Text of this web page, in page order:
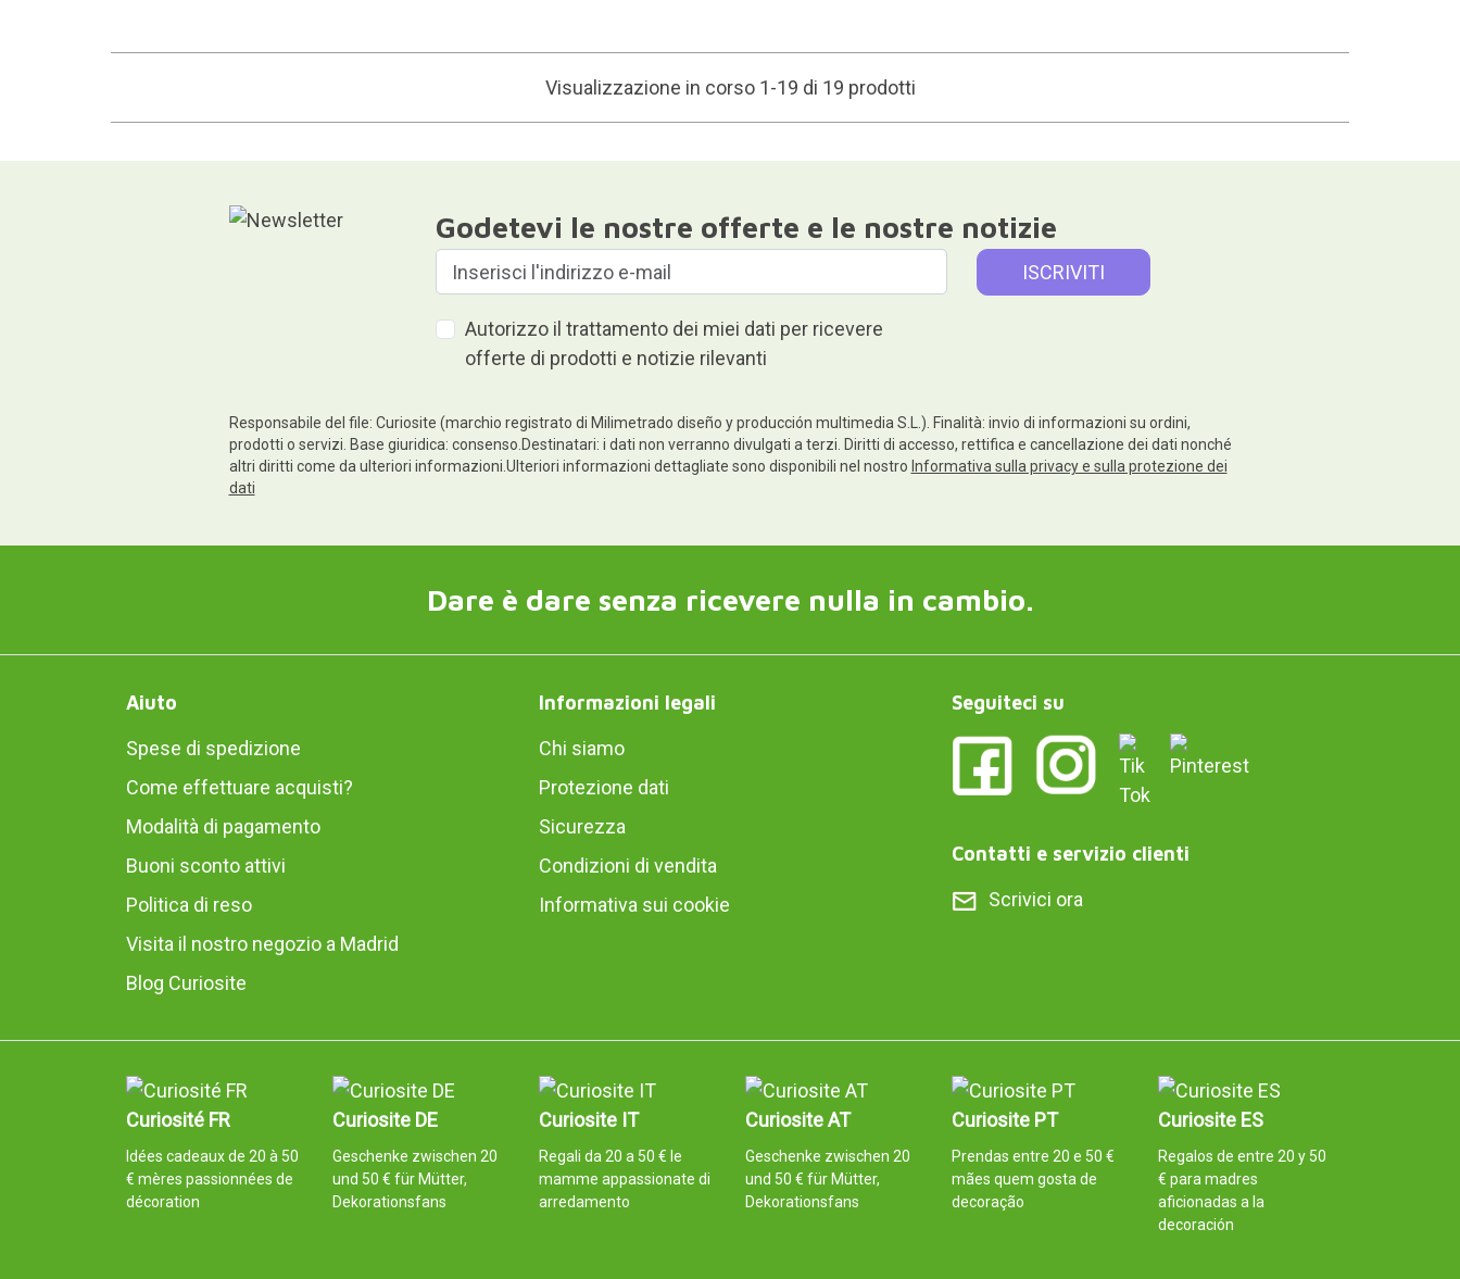
Visualizzazione in corso 1-19 di 19 prodotti
Godetevi le nostre offerte e le nostre notizie
Autorizzo il trattamento dei miei dati per ricevere
offerte di prodotti e notizie rilevanti
Responsabile del file: Curiosite (marchio registrato di Milimetrado diseño y producción multimedia S.L.). Finalità: invio di informazioni su ordini,
prodotti o servizi. Base giuridica: consenso.Destinatari: i dati non verranno divulgati a terzi. Diritti di accesso, rettifica e cancellazione dei dati nonché
altri diritti come da ulteriori informazioni.Ulteriori informazioni dettagliate sono disponibili nel nostro Informativa sulla privacy e sulla protezione dei
dati
Dare è dare senza ricevere nulla in cambio.
Aiuto
Spese di spedizione
Come effettuare acquisti?
Modalità di pagamento
Buoni sconto attivi
Politica di reso
Visita il nostro negozio a Madrid
Blog Curiosite
Informazioni legali
Chi siamo
Protezione dati
Sicurezza
Condizioni di vendita
Informativa sui cookie
Seguiteci su
Contatti e servizio clienti
Scrivici ora
Curiosité FR
Idées cadeaux de 20 à 50
€ mères passionnées de
décoration
Curiosite DE
Geschenke zwischen 20
und 50 € für Mütter,
Dekorationsfans
Curiosite IT
Regali da 20 a 50 € le
mamme appassionate di
arredamento
Curiosite AT
Geschenke zwischen 20
und 50 € für Mütter,
Dekorationsfans
Curiosite PT
Prendas entre 20 e 50 €
mães quem gosta de
decoração
Curiosite ES
Regalos de entre 20 y 50
€ para madres
aficionadas a la
decoración